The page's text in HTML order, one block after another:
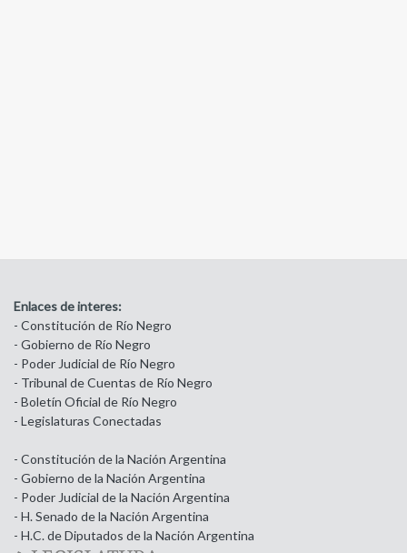
Enlaces de interes:
- Constitución de Río Negro
- Gobierno de Río Negro
- Poder Judicial de Río Negro
- Tribunal de Cuentas de Río Negro
- Boletín Oficial de Río Negro
- Legislaturas Conectadas
- Constitución de la Nación Argentina
- Gobierno de la Nación Argentina
- Poder Judicial de la Nación Argentina
- H. Senado de la Nación Argentina
- H.C. de Diputados de la Nación Argentina